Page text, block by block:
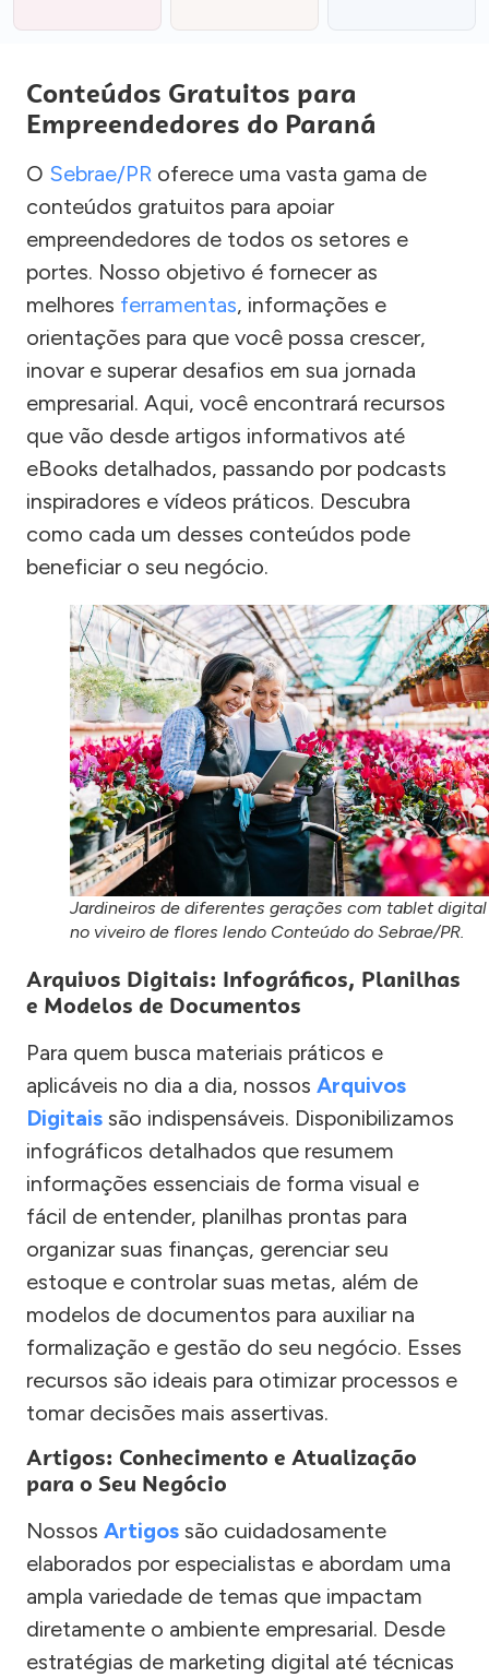
Conteúdos Gratuitos para
Empreendedores do Paraná
O Sebrae/PR oferece uma vasta gama de
conteúdos gratuitos para apoiar
empreendedores de todos os setores e
portes. Nosso objetivo é fornecer as
melhores ferramentas, informações e
orientações para que você possa crescer,
inovar e superar desafios em sua jornada
empresarial. Aqui, você encontrará recursos
que vão desde artigos informativos até
eBooks detalhados, passando por podcasts
inspiradores e vídeos práticos. Descubra
como cada um desses conteúdos pode
beneficiar o seu negócio.
Jardineiros de diferentes gerações com tablet digital
no viveiro de flores lendo Conteúdo do Sebrae/PR.
Arquivos Digitais: Infográficos, Planilhas
e Modelos de Documentos
Para quem busca materiais práticos e
aplicáveis no dia a dia, nossos Arquivos
Digitais são indispensáveis. Disponibilizamos
infográficos detalhados que resumem
informações essenciais de forma visual e
fácil de entender, planilhas prontas para
organizar suas finanças, gerenciar seu
estoque e controlar suas metas, além de
modelos de documentos para auxiliar na
formalização e gestão do seu negócio. Esses
recursos são ideais para otimizar processos e
tomar decisões mais assertivas.
Artigos: Conhecimento e Atualização
para o Seu Negócio
Nossos Artigos são cuidadosamente
elaborados por especialistas e abordam uma
ampla variedade de temas que impactam
diretamente o ambiente empresarial. Desde
estratégias de marketing digital até técnicas